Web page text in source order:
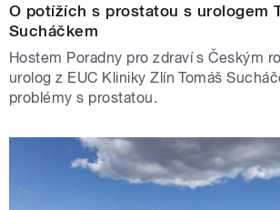
O potížích s prostatou s urologem
Sucháčkem
Hostem Poradny pro zdraví s Českým
urolog z EUC Kliniky Zlín Tomáš
problémy s prostatou.